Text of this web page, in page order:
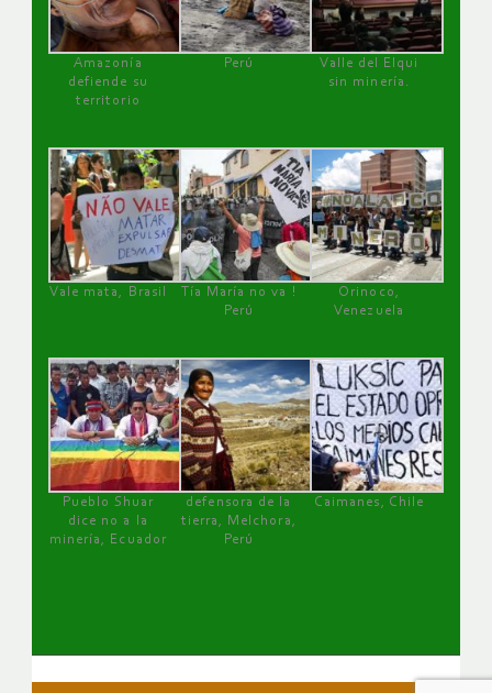
Amazonía
defiende su
territorio
Perú
Valle del Elqui
sin minería.
Vale mata, Brasil
Tía María no va !
Perú
Orinoco,
Venezuela
Pueblo Shuar
dice no a la
minería, Ecuador
defensora de la
tierra, Melchora,
Perú
Caimanes, Chile